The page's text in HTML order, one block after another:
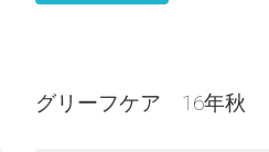
グリーフケア 16年秋